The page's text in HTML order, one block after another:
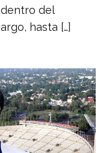
del
hasta […]